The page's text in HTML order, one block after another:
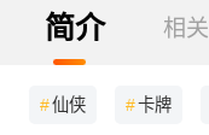
简介 相关
#仙侠 #卡牌